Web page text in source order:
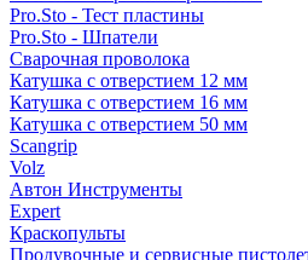
Pro.Sto - Тест пластины
Pro.Sto - Шпатели
Сварочная проволока
Катушка с отверстием 12 мм
Катушка с отверстием 16 мм
Катушка с отверстием 50 мм
Scangrip
Volz
Автон Инструменты
Expert
Краскопульты
Продувочные и сервисные